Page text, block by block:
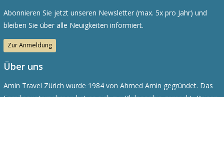
Abonnieren Sie jetzt unseren Newsletter (max. 5x pro Jahr) und
bleiben Sie über alle Neuigkeiten informiert.
Zur Anmeldung
Über uns
Amin Travel Zürich wurde 1984 von Ahmed Amin gegründet. Das
Familienunternehmen hat es sich zur Philosophie gemacht, Reisen